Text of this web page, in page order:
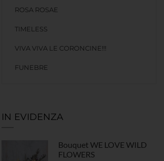
ROSA ROSAE
TIMELESS
VIVA VIVA LE CORONCINE!!!
FUNEBRE
IN EVIDENZA
Bouquet WE LOVE WILD
FLOWERS